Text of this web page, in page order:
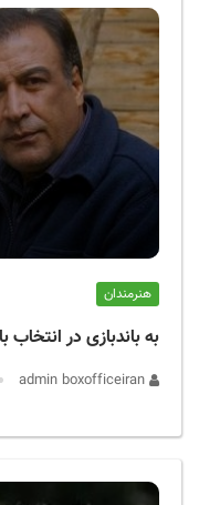
هنرمندان
به باندبازی در انتخاب